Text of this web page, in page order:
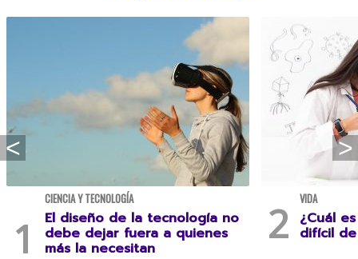
CIENCIA Y TECNOLOGÍA
El diseño de la tecnología no
debe dejar fuera a quienes
más la necesitan
VIDA
¿Cuál
difícil